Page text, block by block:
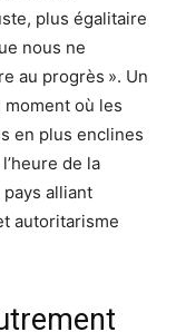
plus égalitaire
nous ne
au progrès ». Un
où les
en plus enclines
de la
alliant
autoritarisme